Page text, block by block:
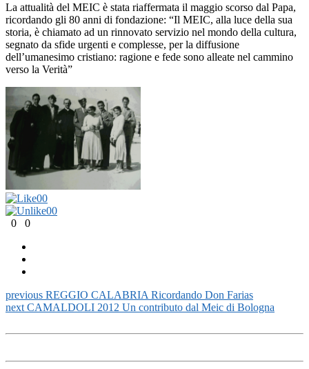
La attualità del MEIC è stata riaffermata il maggio scorso dal Papa,
ricordando gli 80 anni di fondazione: “Il MEIC, alla luce della sua
storia, è chiamato ad un rinnovato servizio nel mondo della cultura,
segnato da sfide urgenti e complesse, per la diffusione
dell’umanesimo cristiano: ragione e fede sono alleate nel cammino
verso la Verità”
00
00
0
0
previous REGGIO CALABRIA Ricordando Don Farias
next CAMALDOLI 2012 Un contributo dal Meic di Bologna